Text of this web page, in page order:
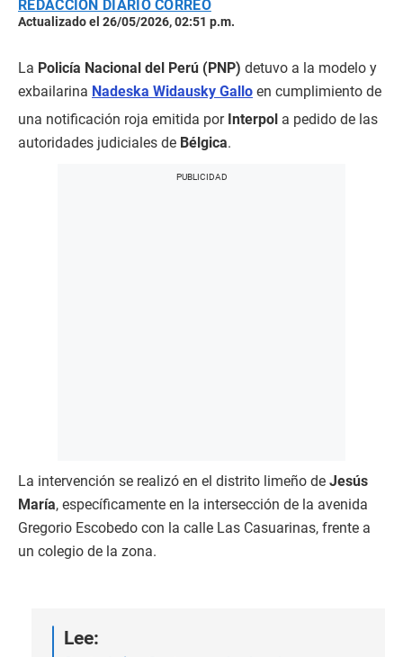
REDACCIÓN DIARIO CORREO
Actualizado el 26/05/2026, 02:51 p.m.
La Policía Nacional del Perú (PNP) detuvo a la modelo y
exbailarina Nadeska Widausky Gallo en cumplimiento de
una notificación roja emitida porInterpol a pedido de las
autoridades judiciales de Bélgica.
La intervención se realizó en el distrito limeño de Jesús
María, específicamente en la intersección de la avenida
Gregorio Escobedo con la calle Las Casuarinas, frente a
un colegio de la zona.
Lee: